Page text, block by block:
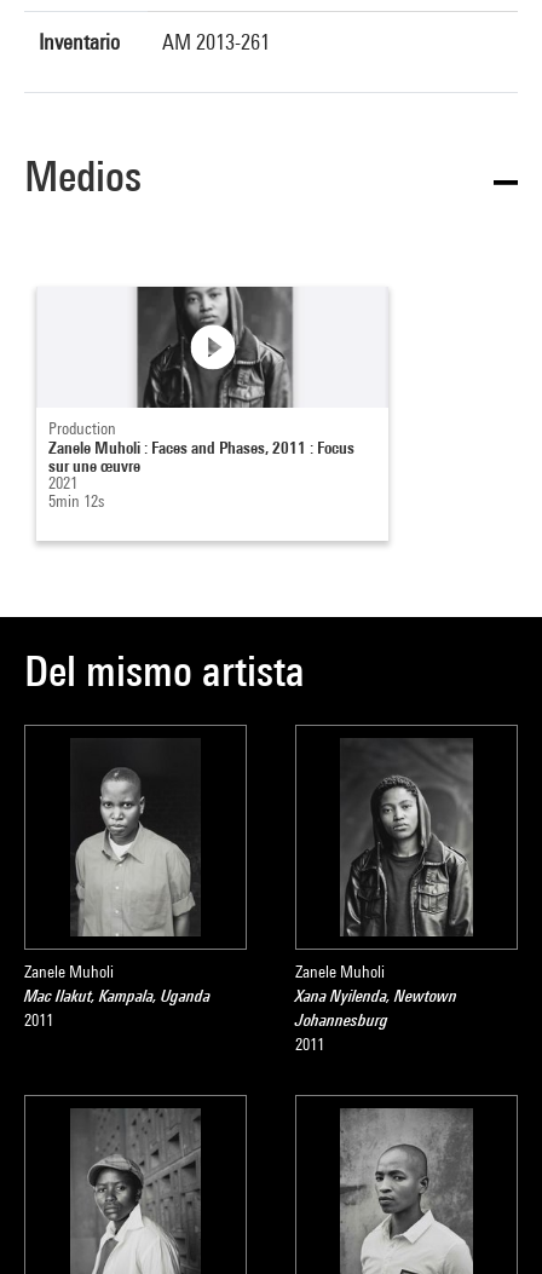
Inventario AM 2013-261
Medios
Production
Zanele Muholi : Faces and Phases, 2011 : Focus
sur une œuvre
2021
5min 12s
Del mismo artista
Zanele Muholi
Mac Ilakut, Kampala, Uganda
2011
Zanele Muholi
Xana Nyilenda, Newtown
Johannesburg
2011